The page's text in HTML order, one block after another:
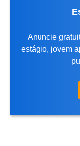
Anuncie
estágio, jovem